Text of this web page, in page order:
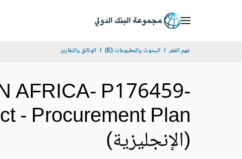
فهم الفقر البحوث والمطبوعات (E) الوثائق والتقارير
AFRICA- P176459-
- Procurement Plan
(الإنجليزية)